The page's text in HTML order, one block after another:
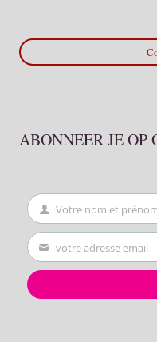
ABONNEER JE OP
First
Name
Votre nom et
Your
email
votre adresse email